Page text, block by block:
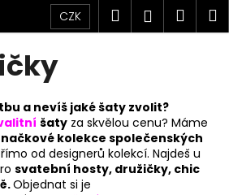
CZK Hledat
a nevíš jaké šaty zvolit?
šaty za skvělou cenu? Máme
kolekce společenských
od designerů kolekcí. Najdeš u
svatební hosty, družičky, chic
Objednat si je